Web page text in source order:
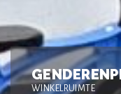
WINKELRUIMTE